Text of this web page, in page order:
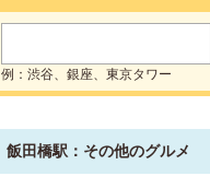
例：渋谷、銀座、東京タワー
飯田橋駅：その他のグルメ